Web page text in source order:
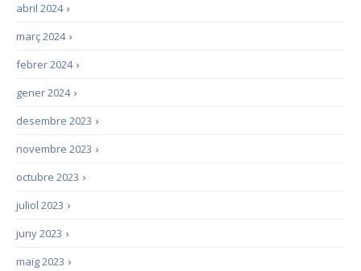
›
abril 2024
›
març 2024
›
febrer 2024
›
gener 2024
›
desembre 2023
›
novembre 2023
›
octubre 2023
›
juliol 2023
›
juny 2023
›
maig 2023